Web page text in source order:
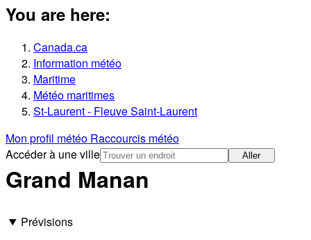
You are here:
Canada.ca
Information météo
Maritime
Météo maritimes
St-Laurent - Fleuve Saint-Laurent
Mon profil météo Raccourcis météo
Accéder à une ville
Aller
Grand Manan
Prévisions